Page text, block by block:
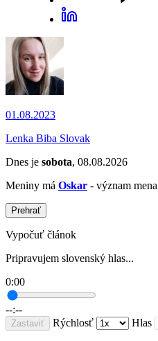
01.08.2023
Lenka Biba Slovak
Dnes je sobota, 08.08.2026
Meniny má Oskar - význam mena
Prehrať
Vypočuť článok
Pripravujem slovenský hlas...
0:00
--:--
Zastaviť Rýchlosť Hlas